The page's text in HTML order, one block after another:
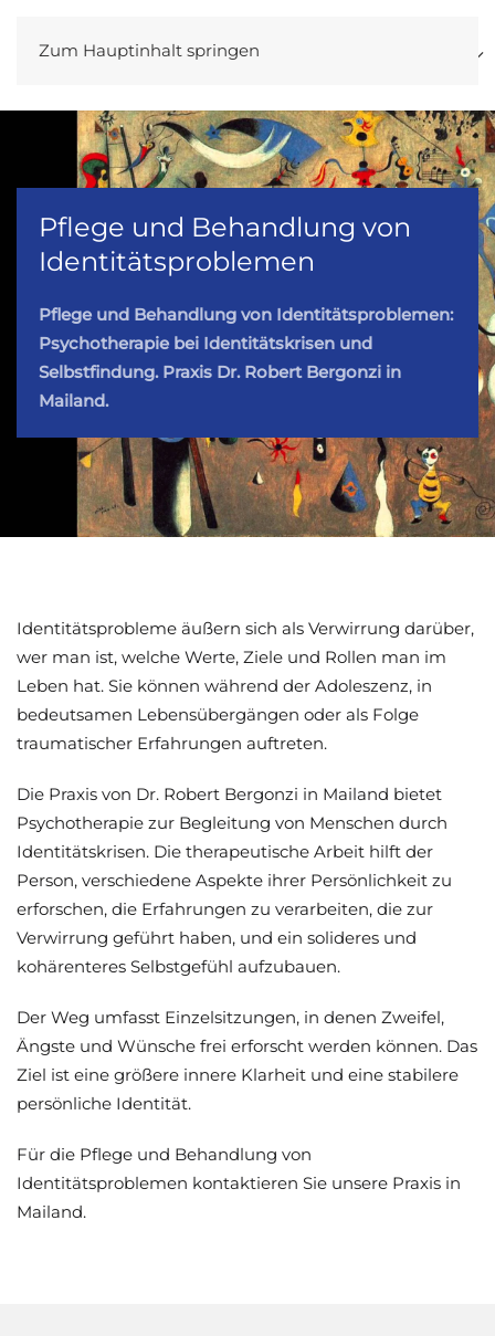
Zum Hauptinhalt springen
Pflege und Behandlung von
Identitätsproblemen
Pflege und Behandlung von Identitätsproblemen:
Psychotherapie bei Identitätskrisen und
Selbstfindung. Praxis Dr. Robert Bergonzi in
Mailand.
Identitätsprobleme äußern sich als Verwirrung darüber,
wer man ist, welche Werte, Ziele und Rollen man im
Leben hat. Sie können während der Adoleszenz, in
bedeutsamen Lebensübergängen oder als Folge
traumatischer Erfahrungen auftreten.
Die Praxis von Dr. Robert Bergonzi in Mailand bietet
Psychotherapie zur Begleitung von Menschen durch
Identitätskrisen. Die therapeutische Arbeit hilft der
Person, verschiedene Aspekte ihrer Persönlichkeit zu
erforschen, die Erfahrungen zu verarbeiten, die zur
Verwirrung geführt haben, und ein solideres und
kohärenteres Selbstgefühl aufzubauen.
Der Weg umfasst Einzelsitzungen, in denen Zweifel,
Ängste und Wünsche frei erforscht werden können. Das
Ziel ist eine größere innere Klarheit und eine stabilere
persönliche Identität.
Für die Pflege und Behandlung von
Identitätsproblemen kontaktieren Sie unsere Praxis in
Mailand.